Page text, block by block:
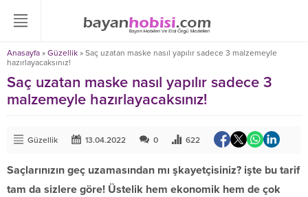
Anasayfa » Güzellik » Saç uzatan maske nasıl yapılır sadece 3 malzemeyle
hazırlayacaksınız!
Saç uzatan maske nasıl yapılır sadece 3
malzemeyle hazırlayacaksınız!
Güzellik 13.04.2022 0 622
Saçlarınızın geç uzamasından mı şkayetçisiniz? işte bu tarif
tam da sizlere göre! Üstelik hem ekonomik hem de çok